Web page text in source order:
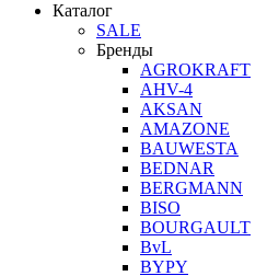
Каталог
SALE
Бренды
AGROKRAFT
AHV-4
AKSAN
AMAZONE
BAUWESTA
BEDNAR
BERGMANN
BISO
BOURGAULT
BvL
BYPY